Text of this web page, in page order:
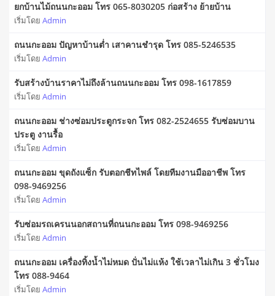
ยกบ้านไม้ถนนกะออม โทร 065-8030205 ก่อสร้าง ย้ายบ้าน
เริ่มโดย Admin
ถนนกะออม ปัญหาบ้านต่ำ เสาคานชำรุด โทร 085-5246535
เริ่มโดย Admin
รับสร้างบ้านราคาไม่ถึงล้านถนนกะออม โทร 098-1617859
เริ่มโดย Admin
ถนนกะออม ช่างซ่อมประตูกระจก โทร 082-2524655 รับซ่อมบาน
ประตู งานรื้อ
เริ่มโดย Admin
ถนนกะออม ขุดถังแซ็ก รับตอกชีทไพล์ โดยทีมงานมืออาชีพ โทร
098-9469256
เริ่มโดย Admin
รับซ่อมรถเครนนอกสถานที่ถนนกะออม โทร 098-9469256
เริ่มโดย Admin
ถนนกะออม เครื่องทิ้งน้ำไม่หมด ปั่นไม่แห้ง ใช้เวลาไม่เกิน 3 ชั่วโมง
โทร 088-9464
เริ่มโดย Admin